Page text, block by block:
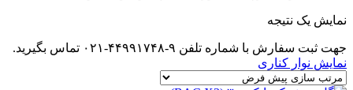
نمایش یک نتیجه
جهت ثبت سفارش با شماره تلفن ۹-۴۴۹۹۱۷۴۸-۰۲۱ تماس بگیرید.
نمایش نوار کناری